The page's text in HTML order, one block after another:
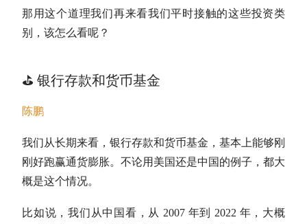
那用这个道理我们再来看我们平时接触的这些投资类
别，该怎么看呢？
⛳️ 银行存款和货币基金
陈鹏
我们从长期来看，银行存款和货币基金，基本上能够刚
刚好跑赢通货膨胀。 不论用美国还是中国的例子，都大
概是这个情况。
比如说，我们从中国看，从 2007 年到 2022 年，大概